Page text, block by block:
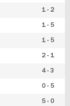
1 - 2
1 - 5
1 - 5
2 - 1
4 - 3
0 - 5
5 - 0